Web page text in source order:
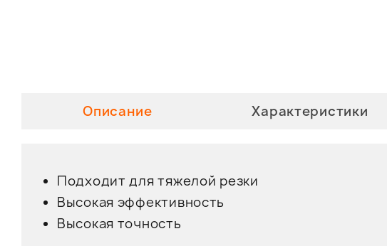
Описание Характеристики
Подходит для тяжелой резки
Высокая эффективность
Высокая точность